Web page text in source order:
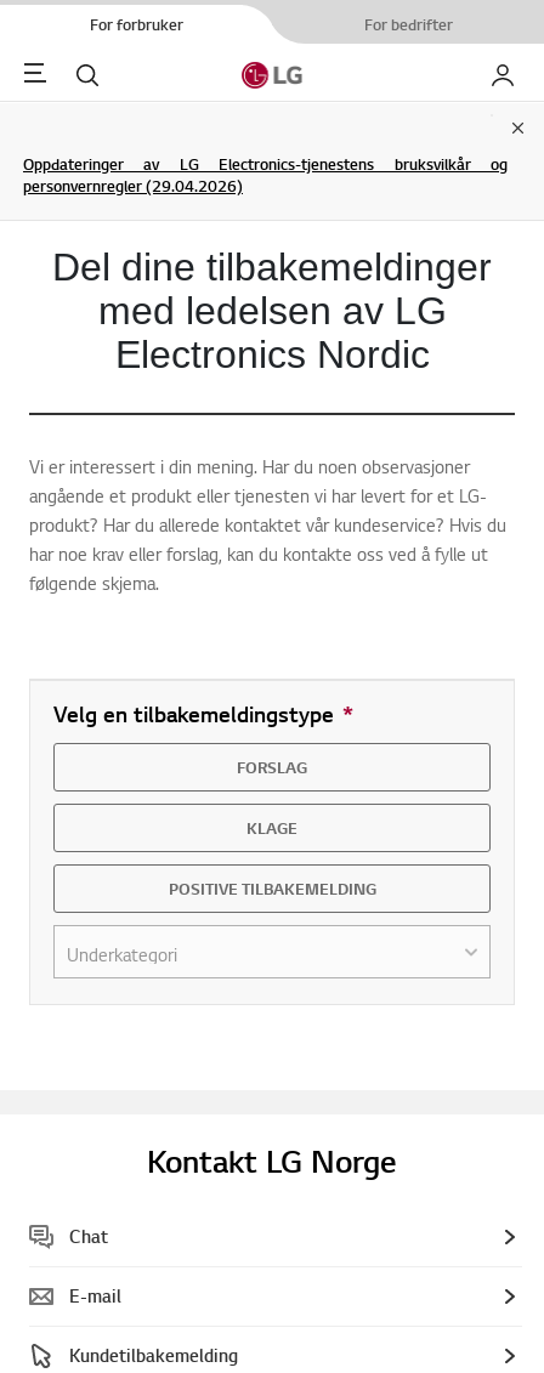
For forbruker For bedrifter
Menu Søk My LG
Oppdateringer av LG Electronics-tjenestens bruksvilkår og
personvernregler (29.04.2026)
Del dine tilbakemeldinger
med ledelsen av LG
Electronics Nordic
Vi er interessert i din mening. Har du noen observasjoner
angående et produkt eller tjenesten vi har levert for et LG-
produkt? Har du allerede kontaktet vår kundeservice? Hvis du
har noe krav eller forslag, kan du kontakte oss ved å fylle ut
følgende skjema.
Velg en tilbakemeldingstype *
FORSLAG
KLAGE
POSITIVE TILBAKEMELDING
Kontakt LG Norge
Chat
E-mail
Kundetilbakemelding